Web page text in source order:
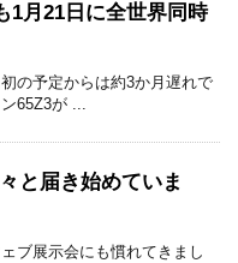
1月21日に全世界同時
の予定からは約3か月遅れで
65Z3が ...
と届き始めていま
ブ展示会にも慣れてきまし